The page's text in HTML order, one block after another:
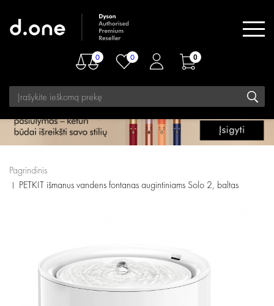
0 0 0
Pagrindinis
PETKIT išmanus vandens fontanas augintiniams Solo 2, baltas